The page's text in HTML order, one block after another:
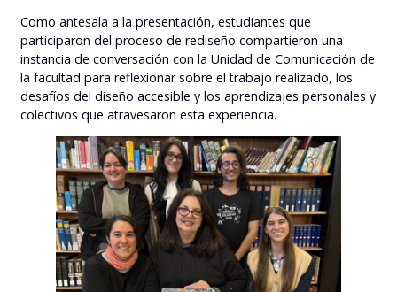
Como antesala a la presentación, estudiantes que
participaron del proceso de rediseño compartieron una
instancia de conversación con la Unidad de Comunicación de
la facultad para reflexionar sobre el trabajo realizado, los
desafíos del diseño accesible y los aprendizajes personales y
colectivos que atravesaron esta experiencia.